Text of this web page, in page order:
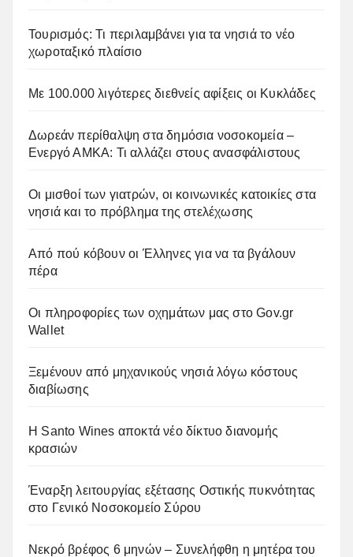
Τουρισμός: Τι περιλαμβάνει για τα νησιά το νέο
χωροταξικό πλαίσιο
Με 100.000 λιγότερες διεθνείς αφίξεις οι Κυκλάδες
Δωρεάν περίθαλψη στα δημόσια νοσοκομεία –
Ενεργό ΑΜΚΑ: Τι αλλάζει στους ανασφάλιστους
Οι μισθοί των γιατρών, οι κοινωνικές κατοικίες στα
νησιά και το πρόβλημα της στελέχωσης
Από πού κόβουν οι Έλληνες για να τα βγάλουν
πέρα
Οι πληροφορίες των οχημάτων μας στο Gov.gr
Wallet
Ξεμένουν από μηχανικούς νησιά λόγω κόστους
διαβίωσης
Η Santo Wines αποκτά νέο δίκτυο διανομής
κρασιών
Έναρξη λειτουργίας εξέτασης Οστικής πυκνότητας
στο Γενικό Νοσοκομείο Σύρου
Νεκρό βρέφος 6 μηνών – Συνελήφθη η μητέρα του